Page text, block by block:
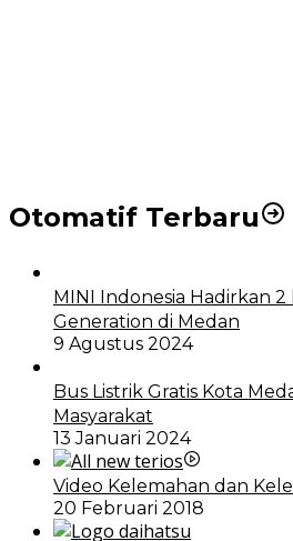
Otomatif Terbaru
MINI Indonesia Hadirkan
Generation di Medan
9 Agustus 2024
Bus Listrik Gratis Kota
Masyarakat
13 Januari 2024
Video Kelemahan dan
20 Februari 2018